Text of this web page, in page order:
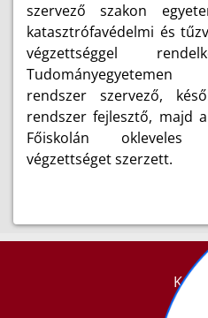
szervező szakon
katasztrófavédelmi és
végzettséggel
rendszer szervező,
rendszer fejlesztő, majd
Főiskolán okleveles
végzettséget szerzett.